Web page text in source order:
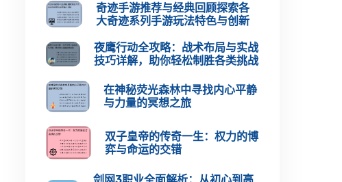
奇迹手游推荐与经典回顾探索各
大奇迹系列手游玩法特色与创新
夜鹰行动全攻略：战术布局与实战
技巧详解，助你轻松制胜各类挑战
在神秘荧光森林中寻找内心平静
与力量的冥想之旅
双子皇帝的传奇一生：权力的博
弈与命运的交错